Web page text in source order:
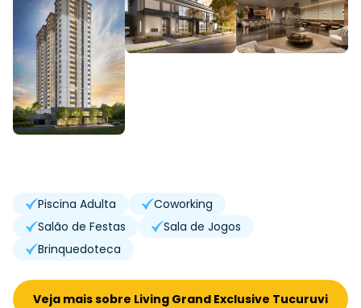
Piscina Adulta
Coworking
Salão de Festas
Sala de Jogos
Brinquedoteca
Veja mais sobre Living Grand Exclusive Tucuruvi